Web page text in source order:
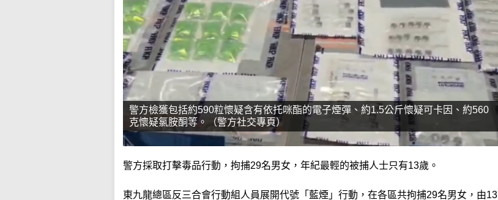
警方檢獲包括約590粒懷疑含有依托咪酯的電子煙彈、約1.5公斤懷疑可卡因、約560
克懷疑氯胺酮等。（警方社交專頁）
警方採取打擊毒品行動，拘捕29名男女，年紀最輕的被捕人士只有13歲。
東九龍總區反三合會行動組人員展開代號「藍煙」行動，在各區共拘捕29名男女，由13